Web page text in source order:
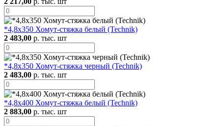
*4,8х350 Хомут-стяжка белый (Technik)
2 483,00 р. тыс. шт
*4,8х350 Хомут-стяжка черный (Technik)
2 483,00 р. тыс. шт
*4,8х400 Хомут-стяжка белый (Technik)
2 883,00 р. тыс. шт